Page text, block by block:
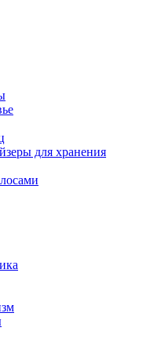
для хранения